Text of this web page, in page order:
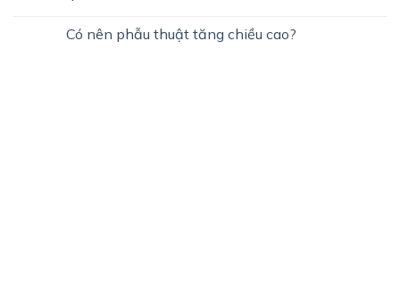
Có nên phẫu thuật tăng chiều cao?